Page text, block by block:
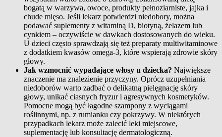
bogatą w warzywa, owoce, produkty pełnoziarniste, jajka i
chude mięso. Jeśli lekarz potwierdzi niedobory, można
podawać suplementy z witaminą D, biotyną, żelazem lub
cynkiem – oczywiście w dawkach dostosowanych do wieku.
U dzieci często sprawdzają się też preparaty multiwitaminowe
z dodatkiem kwasów omega-3, które wspierają zdrowie skóry
głowy.
Jak wzmocnić wypadające włosy u dziecka? Największe
znaczenie ma znalezienie przyczyny. Oprócz uzupełniania
niedoborów warto zadbać o delikatną pielęgnację skóry
głowy, unikać ciasnych fryzur i agresywnych kosmetyków.
Pomocne mogą być łagodne szampony z wyciągami
roślinnymi, np. z rumianku czy pokrzywy. W niektórych
przypadkach lekarz może zalecić leki miejscowe,
suplementację lub konsultację dermatologiczną.